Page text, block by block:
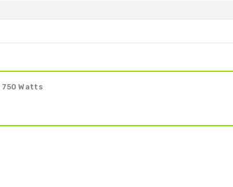
750 Watts